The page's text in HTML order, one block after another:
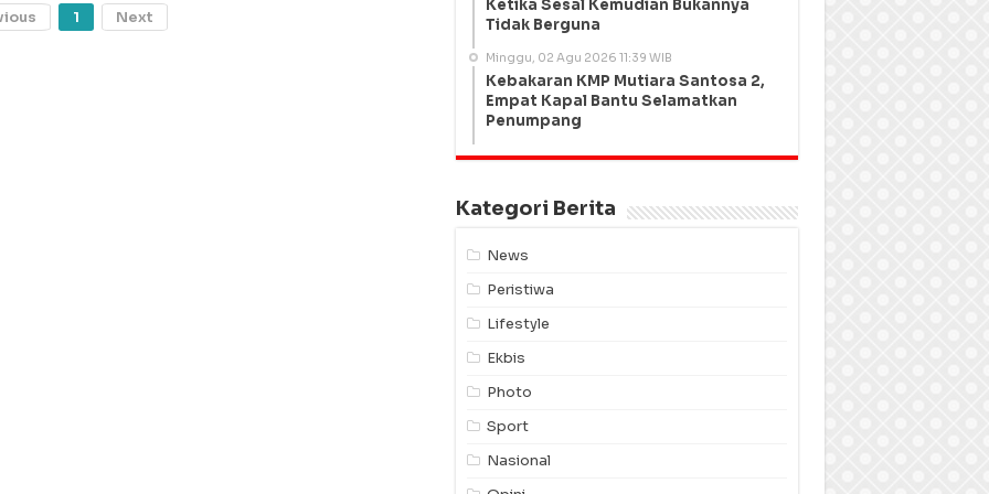
1 Next
Ketika Sesal Kemudian Bukannya
Tidak Berguna
Minggu, 02 Agu 2026 11:39 WIB
Kebakaran KMP Mutiara Santosa 2,
Empat Kapal Bantu Selamatkan
Penumpang
Kategori Berita
News
Peristiwa
Lifestyle
Ekbis
Photo
Sport
Nasional